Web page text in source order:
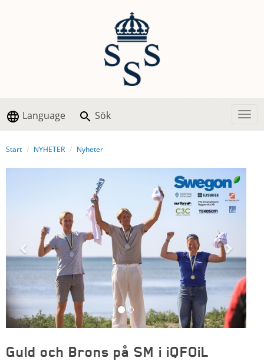
Language Sök
Start NYHETER Nyheter
Guld och Brons på SM i iQFOiL